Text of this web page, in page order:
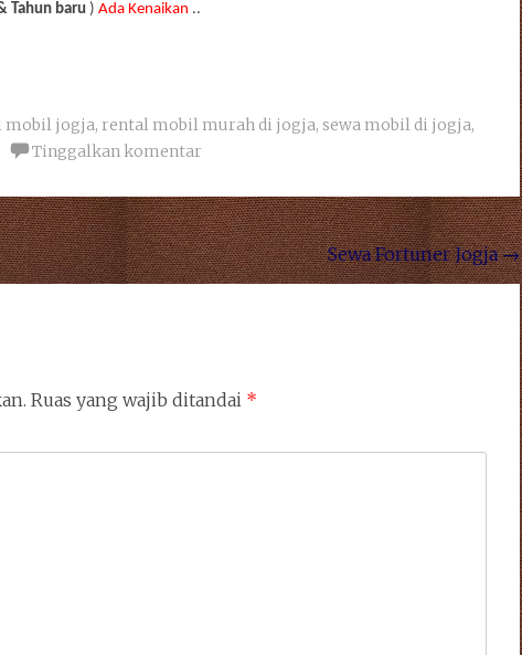
Tahun baru ) Ada Kenaikan ..
mobil jogja, rental mobil murah di jogja, sewa mobil di jogja,
Tinggalkan komentar
Sewa Fortuner Jogja→
Ruas yang wajib ditandai *